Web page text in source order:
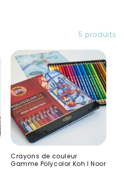
5 produits
Crayons de couleur
Gamme Polycolor Koh I Noor